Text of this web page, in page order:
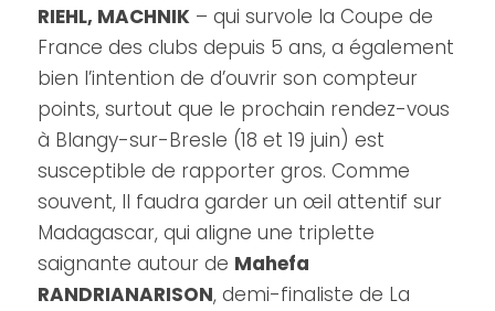
RIEHL, MACHNIK – qui survole la Coupe de
France des clubs depuis 5 ans, a également
bien l’intention de d’ouvrir son compteur
points, surtout que le prochain rendez-vous
à Blangy-sur-Bresle (18 et 19 juin) est
susceptible de rapporter gros. Comme
souvent, ll faudra garder un œil attentif sur
Madagascar, qui aligne une triplette
saignante autour de Mahefa
RANDRIANARISON, demi-finaliste de La